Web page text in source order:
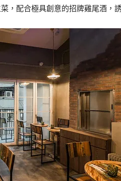
，配合極具創意的招牌雞尾酒，